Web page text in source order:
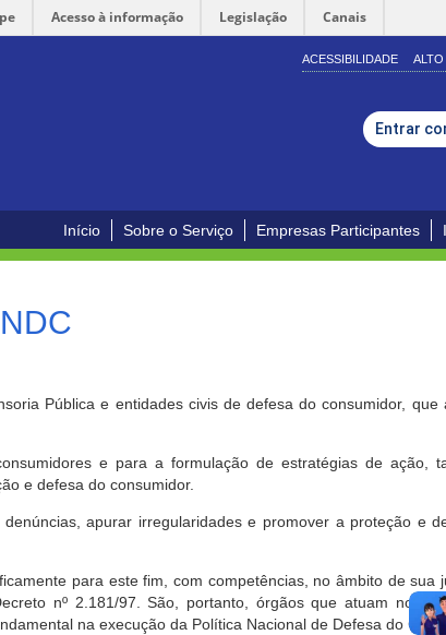
Acesso à informação Legislação Canais
ACESSIBILIDADE
Entrar
Início Sobre o Serviço Empresas Participantes
Pública e entidades civis de defesa do consumidor, que
e para a formulação de estratégias de ação,
e defesa do consumidor.
apurar irregularidades e promover a proteção e
para este fim, com competências, no âmbito de sua
nº 2.181/97. São, portanto, órgãos que atuam no
na execução da Política Nacional de Defesa do